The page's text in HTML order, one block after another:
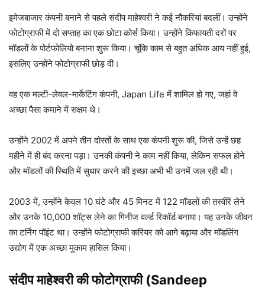
इमेजबाजार कंपनी बनाने से पहले संदीप माहेश्वरी ने कई नौकरियां बदलीं। उन्होंने
फोटोग्राफी में दो सप्ताह का एक छोटा कोर्स किया। उन्होंने किफायती दरों पर
मॉडलों के पोर्टफोलियो बनाना शुरू किया। चूंकि काम से बहुत अधिक आय नहीं हुई,
इसलिए उन्होंने फोटोग्राफी छोड़ दी।
वह एक मल्टी-लेवल-मार्केटिंग कंपनी, Japan Life में शामिल हो गए, जहां वे
अच्छा पैसा कमाने में सक्षम थे।
उन्होंने 2002 में अपने तीन दोस्तों के साथ एक कंपनी शुरू की, जिसे उन्हें छह
महीने में ही बंद करना पड़ा। उनकी कंपनी ने काम नहीं किया, लेकिन सफल होने
और मॉडलों की स्थिति में सुधार करने की इच्छा अभी भी उनमें जल रही थी।
2003 में, उन्होंने केवल 10 घंटे और 45 मिनट में 122 मॉडलों की तस्वीरें लेने
और उनके 10,000 शॉट्स लेने का गिनीज वर्ल्ड रिकॉर्ड बनाया। यह उनके जीवन
का टर्निंग पॉइंट था। उन्होंने फोटोग्राफी करियर को आगे बढ़ाया और मॉडलिंग
उद्योग में एक अच्छा मुकाम हासिल किया।
संदीप माहेश्वरी की फोटोग्राफी (Sandeep